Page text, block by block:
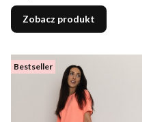
Zobacz produkt
Bestseller